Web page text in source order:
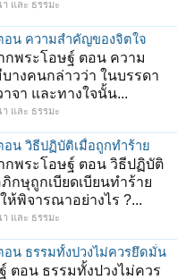
และ ธรรมะ
น ความสำคัญของจิตใจ
กพระโอษฐ์ ตอน ความ
างคนกล่าวว่า ในบรรดา
จา และทางใจนั้น...
และ ธรรมะ
น วิธีปฏิบัติเมื่อถูกทำร้าย
กพระโอษฐ์ ตอน วิธีปฏิบัติ
กษุถูกเบียดเบียนทำร้าย
พิจารณาอย่างไร ?...
และ ธรรมะ
น ธรรมทั้งปวงไม่ควรยึดมั่น
ตอน ธรรมทั้งปวงไม่ควร